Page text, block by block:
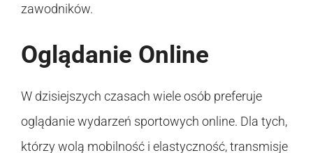
zawodników.
Oglądanie Online
W dzisiejszych czasach wiele osób preferuje
oglądanie wydarzeń sportowych online. Dla tych,
którzy wolą mobilność i elastyczność, transmisje